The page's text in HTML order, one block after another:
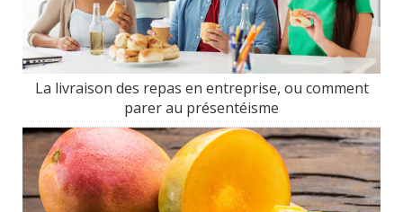
La livraison des repas en entreprise, ou comment
parer au présentéisme